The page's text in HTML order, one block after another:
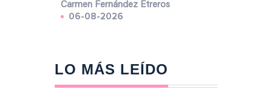
Carmen Fernández Etreros
06-08-2026
LO MÁS LEÍDO